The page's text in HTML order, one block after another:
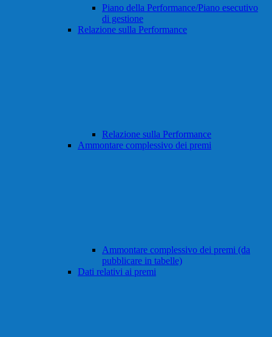
Piano della Performance/Piano esecutivo
di gestione
Relazione sulla Performance
Relazione sulla Performance
Ammontare complessivo dei premi
Ammontare complessivo dei premi (da
pubblicare in tabelle)
Dati relativi ai premi